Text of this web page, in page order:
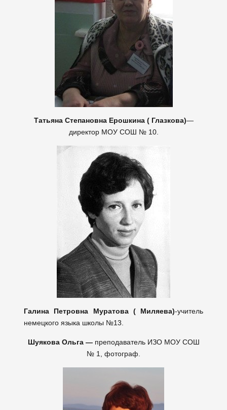
Татьяна Степановна Ерошкина ( Глазкова)—
директор МОУ СОШ № 10.
Галина Петровна Муратова ( Миляева)-учитель
немецкого языка школы №13.
Шуякова Ольга — преподаватель ИЗО МОУ СОШ
№ 1, фотограф.